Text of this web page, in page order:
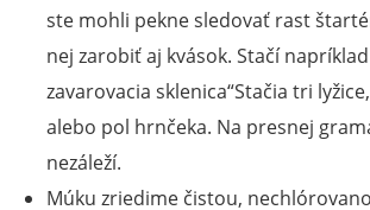
ste mohli pekne sledovať rast
nej zarobiť aj kvások. Stačí
zavarovacia sklenica Stačia tri
alebo pol hrnčeka. Na presnej
nezáleží.
Múku zriedime čistou,